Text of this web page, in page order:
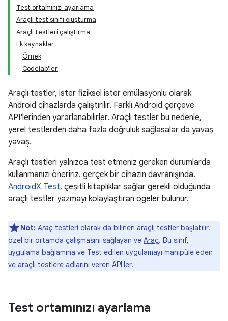
Test ortamınızı ayarlama
Araçlı test sınıfı oluşturma
Araçlı testleri çalıştırma
Ek kaynaklar
Örnek
Codelab'ler
Araçlı testler, ister fiziksel ister emülasyonlu olarak
Android cihazlarda çalıştırılır. Farklı Android çerçeve
API'lerinden yararlanabilirler. Araçlı testler bu nedenle,
yerel testlerden daha fazla doğruluk sağlasalar da yavaş
yavaş.
Araçlı testleri yalnızca test etmeniz gereken durumlarda
kullanmanızı öneririz. gerçek bir cihazın davranışında.
AndroidX Test, çeşitli kitaplıklar sağlar gerekli olduğunda
araçlı testler yazmayı kolaylaştıran ögeler bulunur.
Not: Araç testleri olarak da bilinen araçlı testler başlatılır.
özel bir ortamda çalışmasını sağlayan ve Araç. Bu sınıf,
uygulama bağlamına ve Test edilen uygulamayı manipüle eden
ve araçlı testlere adlarını veren API'ler.
Test ortamınızı ayarlama